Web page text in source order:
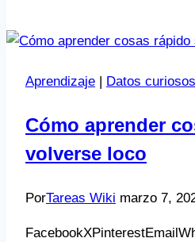
Aprendizaje | Datos curiosos
Cómo aprender
volverse loco
PorTareas Wiki marzo 7,